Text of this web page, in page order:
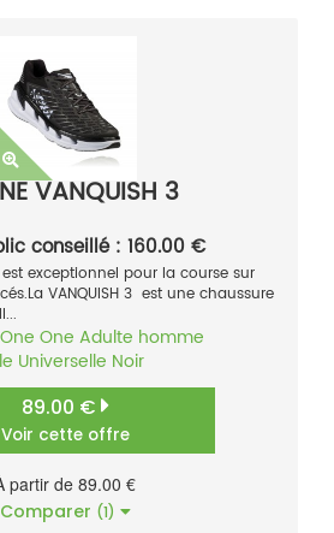
VANQUISH 3
conseillé : 160.00 €
exceptionnel pour la course sur
VANQUISH 3 est une chaussure
One Adulte homme
Universelle Noir
89.00 €
Voir cette offre
partir de 89.00 €
Comparer (1)